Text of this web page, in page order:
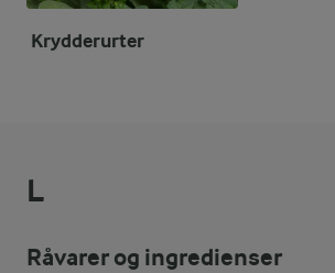
Krydderurter
L
Råvarer og ingredienser